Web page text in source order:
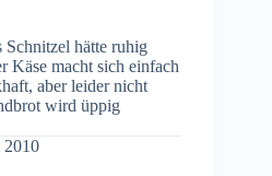
hätte ruhig
Käse macht sich einfach
aber leider nicht
wird üppig
2010